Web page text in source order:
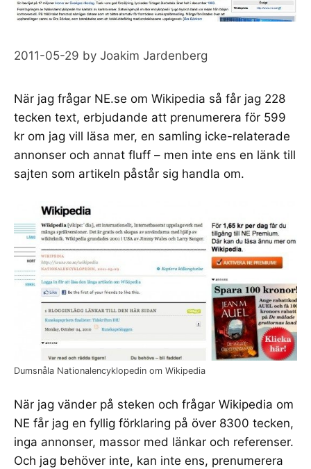
2011-05-29 by Joakim Jardenberg
När jag frågar NE.se om Wikipedia så får jag 228
tecken text, erbjudande att prenumerera för 599
kr om jag vill läsa mer, en samling icke-relaterade
annonser och annat fluff – men inte ens en länk till
sajten som artikeln påstår sig handla om.
Dumsnåla Nationalencyklopedin om Wikipedia
När jag vänder på steken och frågar Wikipedia om
NE får jag en fyllig förklaring på över 8300 tecken,
inga annonser, massor med länkar och referenser.
Och jag behöver inte, kan inte ens, prenumerera